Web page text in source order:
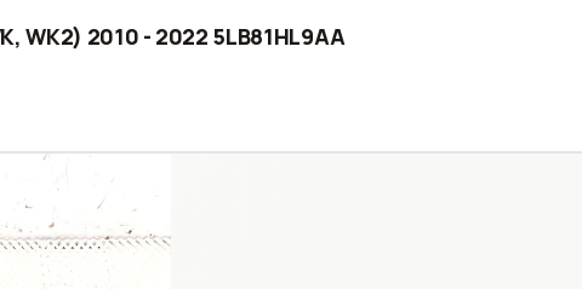
WK2) 2010 - 2022 5LB81HL9AA